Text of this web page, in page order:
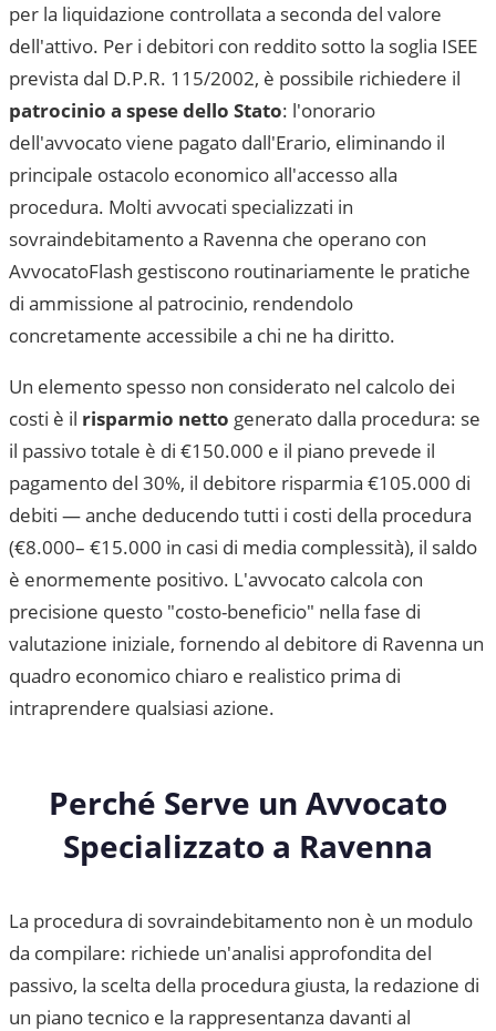
per la liquidazione controllata a seconda del valore
dell'attivo. Per i debitori con reddito sotto la soglia ISEE
prevista dal D.P.R. 115/2002, è possibile richiedere il
patrocinio a spese dello Stato: l'onorario
dell'avvocato viene pagato dall'Erario, eliminando il
principale ostacolo economico all'accesso alla
procedura. Molti avvocati specializzati in
sovraindebitamento a Ravenna che operano con
AvvocatoFlash gestiscono routinariamente le pratiche
di ammissione al patrocinio, rendendolo
concretamente accessibile a chi ne ha diritto.
Un elemento spesso non considerato nel calcolo dei
costi è il risparmio netto generato dalla procedura: se
il passivo totale è di €150.000 e il piano prevede il
pagamento del 30%, il debitore risparmia €105.000 di
debiti — anche deducendo tutti i costi della procedura
(€8.000– €15.000 in casi di media complessità), il saldo
è enormemente positivo. L'avvocato calcola con
precisione questo "costo-beneficio" nella fase di
valutazione iniziale, fornendo al debitore di Ravenna un
quadro economico chiaro e realistico prima di
intraprendere qualsiasi azione.
Perché Serve un Avvocato
Specializzato a Ravenna
La procedura di sovraindebitamento non è un modulo
da compilare: richiede un'analisi approfondita del
passivo, la scelta della procedura giusta, la redazione di
un piano tecnico e la rappresentanza davanti al